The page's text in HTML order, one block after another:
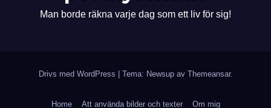
Man borde räkna varje dag som ett liv för sig!
Drivs med WordPress Tema: Newsup av Themeansar.
Home Att använda bilder och texter Om mig